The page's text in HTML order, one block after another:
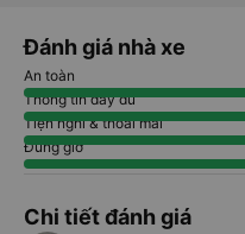
Đánh giá nhà xe
An toàn
Thông tin đầy đủ
Tiện nghi & thoải mái
Đúng giờ
Chi tiết đánh giá